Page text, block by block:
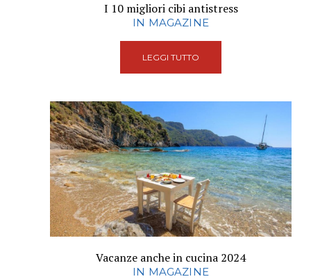
I 10 migliori cibi antistress
IN MAGAZINE
LEGGI TUTTO
Vacanze anche in cucina 2024
IN MAGAZINE